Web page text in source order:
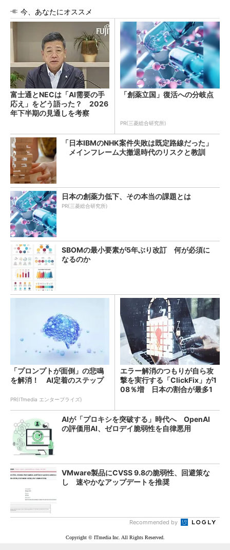
今、あなたにオススメ
富士通とNECは「AI需要の手
応え」をどう語った？ 2026
年下半期の見通しを考察
「創薬立国」復活への分岐点
PR(三菱総合研究所)
「日本IBMのNHK案件失敗は既定路線だった」
メインフレーム大撤退時代のリスクと教訓
日本の創薬力低下、その本当の課題とは
PR(三菱総合研究所)
SBOMの最小要素が5年ぶり改訂 何が必須に
なるのか
「プロンプトが面倒」の悲鳴
を解消！ AI定着のステップ
PR(ITmedia エンタープライズ)
エラー解消のつもりが自ら攻
撃を実行する「ClickFix」が1
08％増 日本の割合が最多1
AIが「プロキシを突破する」時代へ OpenAI
の評価用AI、ゼロデイ脆弱性を自律悪用
VMware製品にCVSS 9.8の脆弱性、回避策な
し 速やかなアップデートを推奨
Recommended by
Copyright © ITmedia Inc. All Rights Reserved.